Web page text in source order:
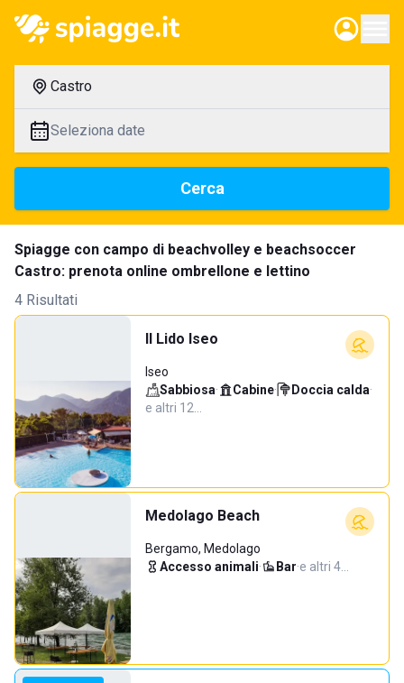
Castro
Seleziona date
Cerca
Spiagge con campo di beachvolley e beachsoccer
Castro: prenota online ombrellone e lettino
4 Risultati
Il Lido Iseo
Iseo
Sabbiosa· Cabine· Doccia calda·
e altri 12…
Medolago Beach
Bergamo, Medolago
Accesso animali· Bar·e altri 4…